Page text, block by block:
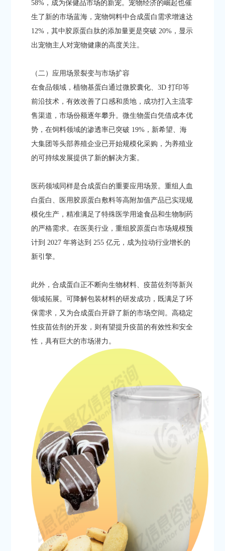
58%，成为保健品市场的新宠。宠物经济的崛起也催
生了新的市场蓝海，宠物饲料中合成蛋白需求增速达
12%，其中胶原蛋白肽的添加量更是突破 20%，显示
出宠物主人对宠物健康的高度关注。​
（二）应用场景裂变与市场扩容​
在食品领域，植物基蛋白通过微胶囊化、3D 打印等
前沿技术，有效改善了口感和质地，成功打入主流零
售渠道，市场份额逐年攀升。微生物蛋白凭借成本优
势，在饲料领域的渗透率已突破 19%，新希望、海
大集团等头部养殖企业已开始规模化采购，为养殖业
的可持续发展提供了新的解决方案。​
医药领域同样是合成蛋白的重要应用场景。重组人血
白蛋白、医用胶原蛋白敷料等高附加值产品已实现规
模化生产，精准满足了特殊医学用途食品和生物制药
的严格需求。在医美行业，重组胶原蛋白市场规模预
计到 2027 年将达到 255 亿元，成为拉动行业增长的
新引擎。​
此外，合成蛋白正不断向生物材料、疫苗佐剂等新兴
领域拓展。可降解包装材料的研发成功，既满足了环
保需求，又为合成蛋白开辟了新的市场空间。高稳定
性疫苗佐剂的开发，则有望提升疫苗的有效性和安全
性，具有巨大的市场潜力。​